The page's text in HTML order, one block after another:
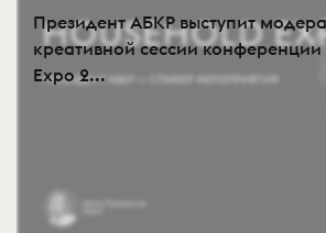
Президент АБКР выступит
креативной сессии
Expo 2...